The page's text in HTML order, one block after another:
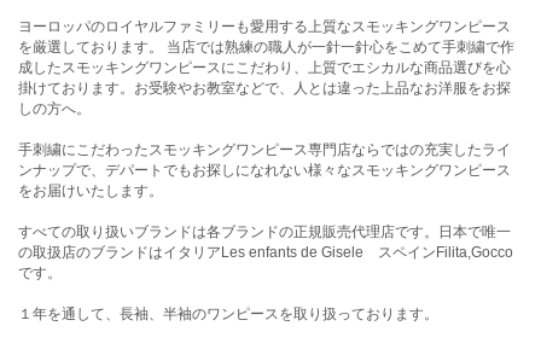
ヨーロッパのロイヤルファミリーも愛用する上質なスモッキングワンピース
を厳選しております。 当店では熟練の職人が一針一針心をこめて手刺繍で作
成したスモッキングワンピースにこだわり、上質でエシカルな商品選びを心
掛けております。お受験やお教室などで、人とは違った上品なお洋服をお探
しの方へ。
手刺繍にこだわったスモッキングワンピース専門店ならではの充実したライ
ンナップで、デパートでもお探しになれない様々なスモッキングワンピース
をお届けいたします。
すべての取り扱いブランドは各ブランドの正規販売代理店です。日本で唯一
の取扱店のブランドはイタリアLes enfants de Gisele スペインFilita,Gocco
です。
１年を通して、長袖、半袖のワンピースを取り扱っております。